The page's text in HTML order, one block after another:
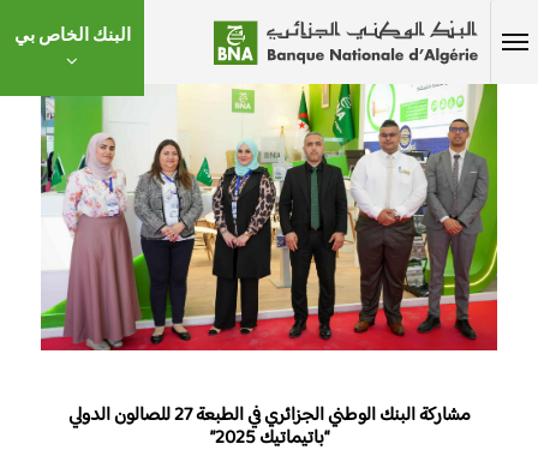
البنك الخاص بي
مشاركة البنك الوطني الجزائري في الطبعة 27 للصالون الدولي
“باتيماتيك 2025”